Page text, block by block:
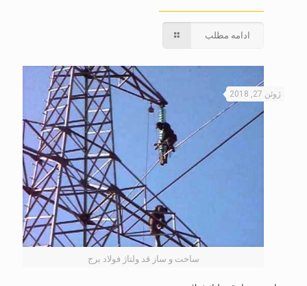
ادامه مطلب
ساخت و ساز قد ولتاژ فولاد برج
ژوئن 27, 2018